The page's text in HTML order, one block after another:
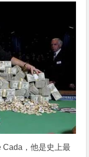
Cada，他是史上最